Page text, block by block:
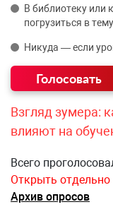
В библиотеку
погрузиться в
Никуда — если
Взгляд зумера:
влияют на
Всего
Открыть отдельно
Архив опросов